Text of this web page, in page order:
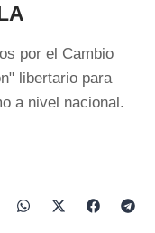
por el Cambio
libertario para
a nivel nacional.